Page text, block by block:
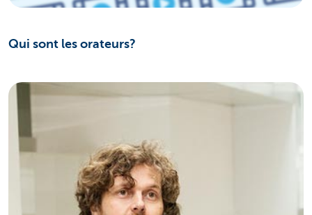
Qui sont les orateurs?